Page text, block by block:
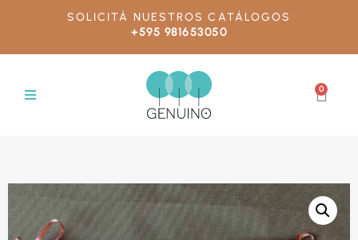
SOLICITÁ NUESTROS CATÁLOGOS
+595 981653050
0